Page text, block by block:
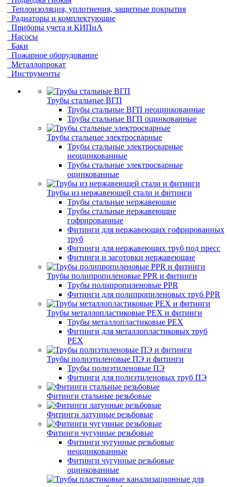
Теплоизоляция, уплотнения, защитные покрытия
Радиаторы и комплектующие
Приборы учета и КИПиА
Насосы
Баки
Пожарное оборудование
Металлопрокат
Инструменты
Трубы стальные ВГП
Трубы стальные ВГП неоцинкованные
Трубы стальные ВГП оцинкованные
Трубы стальные электросварные
Трубы стальные электросварные
неоцинкованные
Трубы стальные электросварные
оцинкованные
Трубы из нержавеющей стали и фитинги
Трубы стальные нержавеющие
Трубы стальные нержавеющие
гофрированные
Фитинги для нержавеющих гофрированных
труб
Фитинги для нержавеющих труб под пресс
Фитинги и заготовки нержавеющие
Трубы полипропиленовые PPR и фитинги
Трубы полипропиленовые PPR
Фитинги для полипропиленовых труб PPR
Трубы металлопластиковые PEX и фитинги
Трубы металлопластиковые PEX
Фитинги для металлопластиковых труб
PEX
Трубы полиэтиленовые ПЭ и фитинги
Трубы полиэтиленовые ПЭ
Фитинги для полиэтиленовых труб ПЭ
Фитинги стальные резьбовые
Фитинги латунные резьбовые
Фитинги чугунные резьбовые
Фитинги чугунные резьбовые
неоцинкованные
Фитинги чугунные резьбовые
оцинкованные